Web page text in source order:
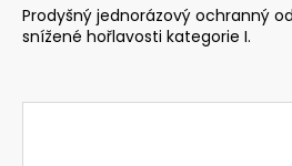
Prodyšný jednorázový ochranný
snížené hořlavosti kategorie I.
o